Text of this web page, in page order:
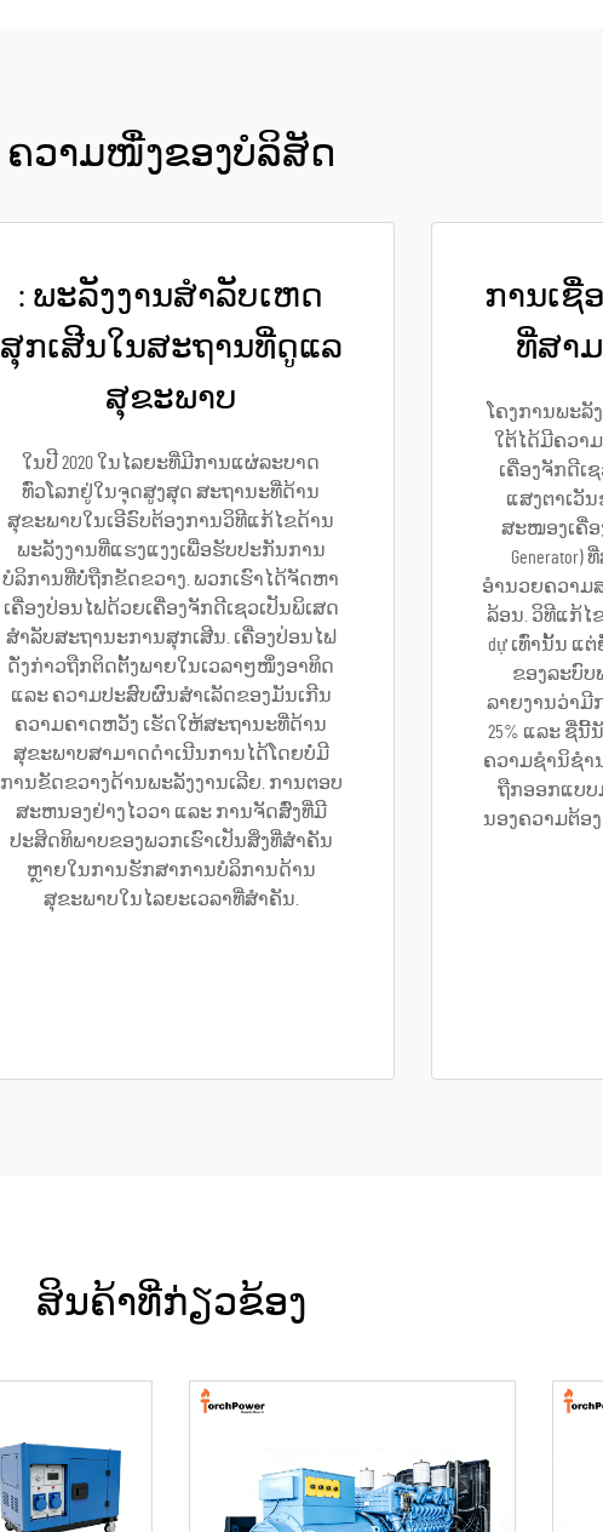
ຄວາມໜື່ງຂອງບໍລິສັດ
: ພະລັງງານສຳລັບເຫດ
ສຸກເສີນໃນສະຖານທີ່ດູແລ
ສຸຂະພາບ
ໃນປີ 2020 ໃນໄລຍະທີ່ມີການແຜ່ລະບາດ
ທົ່ວໂລກຢູ່ໃນຈຸດສູງສຸດ ສະຖານະທີ່ດ້ານ
ສຸຂະພາບໃນເອີຣົບຕ້ອງການວິທີແກ້ໄຂດ້ານ
ພະລັງງານທີ່ແຮງແງງເພື່ອຮັບປະກັນການ
ບໍລິການທີ່ບໍ່ຖືກຂັດຂວາງ. ພວກເຮົາໄດ້ຈັດຫາ
ເຄື່ອງປ່ອນໄຟດ້ວຍເຄື່ອງຈັກດີເຊວເປັນພິເສດ
ສຳລັບສະຖານະການສຸກເສີນ. ເຄື່ອງປ່ອນໄຟ
ດັ່ງກ່າວຖືກຕິດຕັ້ງພາຍໃນເວລາໆໜຶ່ງອາທິດ
ແລະ ຄວາມປະສົບຜົນສຳເລັດຂອງມັນເກີນ
ຄວາມຄາດຫວັງ ເຮັດໃຫ້ສະຖານະທີ່ດ້ານ
ສຸຂະພາບສາມາດດຳເນີນການໄດ້ໂດຍບໍ່ມີ
ການຂັດຂວາງດ້ານພະລັງງານເລີຍ. ການຕອບ
ສະຫນອງຢ່າງໄວວາ ແລະ ການຈັດສົ່ງທີ່ມີ
ປະສິດທິພາບຂອງພວກເຮົາເປັນສິ່ງທີ່ສຳຄັນ
ຫຼາຍໃນການຮັກສາການບໍລິການດ້ານ
ສຸຂະພາບໃນໄລຍະເວລາທີ່ສຳຄັນ.
ການເຊື່
ທີ່ສາ
ໂຄງການພະລັ
ໃຕ້ໄດ້ມີຄວາ
ເຄື່ອງຈັກດີເ
ແສງຕາເວັ
ສະໜອງເຄື່ອ
ອຳນວຍຄວາມ
ລ້ອນ. ວິທີແກ້ໄ
dự ເທົ່ານັ້ນ ແ
ຂອງລະບົບ
ລາຍງານວ່າມີ
25% ແລະ ຊື່
ຄວາມຊຳນິຊຳ
ຖືກອອກແບບ
ນອງຄວາມຕ້ອ
ສິນຄ້າທີ່ກ່ຽວຂ້ອງ